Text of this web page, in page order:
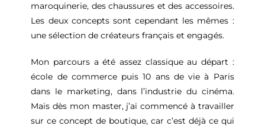
maroquinerie, des chaussures et des accessoires.
Les deux concepts sont cependant les mêmes :
une sélection de créateurs français et engagés.
Mon parcours a été assez classique au départ :
école de commerce puis 10 ans de vie à Paris
dans le marketing, dans l’industrie du cinéma.
Mais dès mon master, j’ai commencé à travailler
sur ce concept de boutique, car c’est déjà ce qui